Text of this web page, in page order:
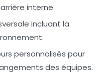
interne.
incluant la
personnalisés pour
des équipes.